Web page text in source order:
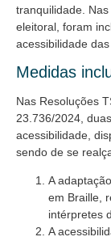
tranquilidade.
eleitoral, foram
acessibilidade
Medidas
Nas Resoluções
23.736/2024,
acessibilidade,
sendo de se
A
em Braille,
intérpretes
A